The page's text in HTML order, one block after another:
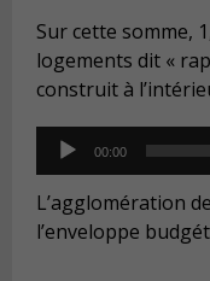
Sur cette somme,
logements dit «
construit à
Audio
Player
00:00
L’agglomération
l’enveloppe